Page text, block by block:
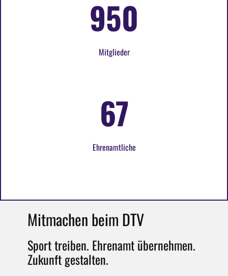
950
Mitglieder
67
Ehrenamtliche
Mitmachen beim DTV
Sport treiben. Ehrenamt übernehmen.
Zukunft gestalten.